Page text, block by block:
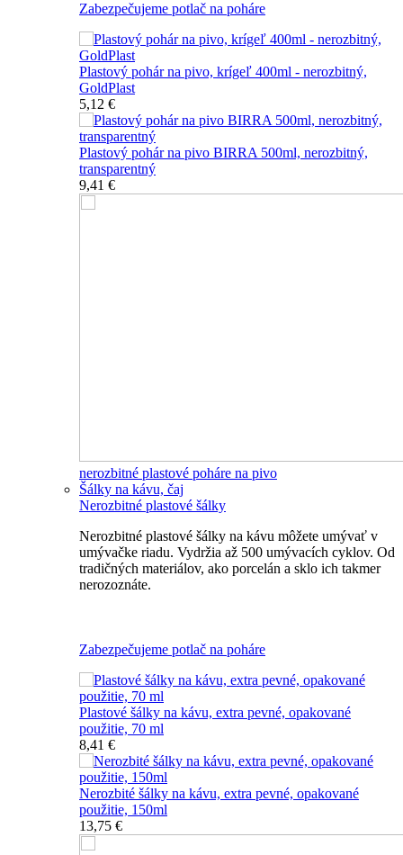
Zabezpečujeme potlač na poháre
Plastový pohár na pivo, krígeľ 400ml - nerozbitný,
GoldPlast
5,12 €
Plastový pohár na pivo BIRRA 500ml, nerozbitný,
transparentný
9,41 €
nerozbitné plastové poháre na pivo
Šálky na kávu, čaj
Nerozbitné plastové šálky
Nerozbitné plastové šálky na kávu môžete umývať v
umývačke riadu. Vydržia až 500 umývacích cyklov. Od
tradičných materiálov, ako porcelán a sklo ich takmer
nerozoznáte.
Zabezpečujeme potlač na poháre
Plastové šálky na kávu, extra pevné, opakované
použitie, 70 ml
8,41 €
Nerozbité šálky na kávu, extra pevné, opakované
použitie, 150ml
13,75 €